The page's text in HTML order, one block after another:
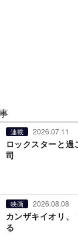
連載 2026.07.11
ロックスターと
司
映画 2026.08.08
カンザキイオリ、
る